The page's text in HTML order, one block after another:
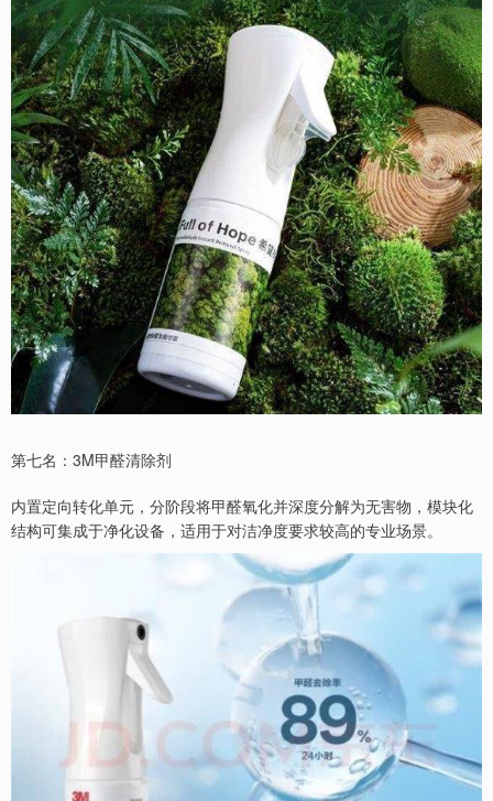
第七名：3M甲醛清除剂
内置定向转化单元，分阶段将甲醛氧化并深度分解为无害物，模块化
结构可集成于净化设备，适用于对洁净度要求较高的专业场景。